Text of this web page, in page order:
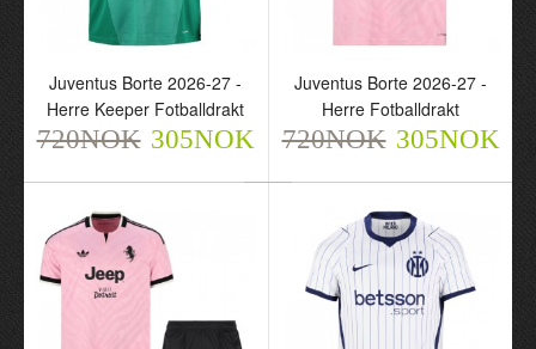
Juventus Borte 2026-27 -
Herre Keeper
720NOK
Juventus Borte 2026-27 -
Herre Fotballdrakt
720NOK 305NOK
Juventus Borte 2026-27 -
Herre Keeper Fotballdrakt
720NOK 305NOK
Juventus Borte 2026-27 -
Herre Fotballdrakt
720NOK 305NOK